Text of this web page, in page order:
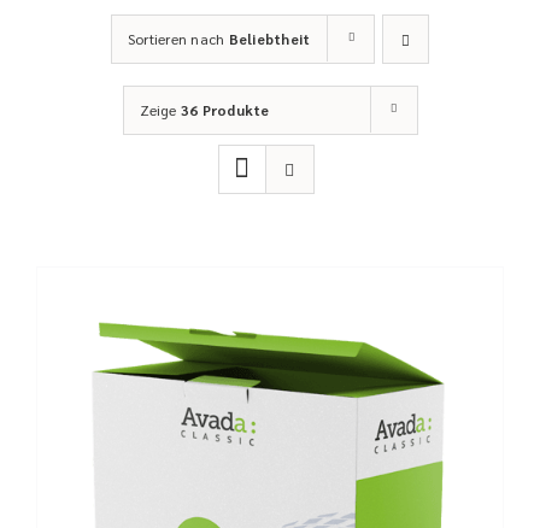
Sortieren nach Beliebtheit
Zeige 36 Produkte